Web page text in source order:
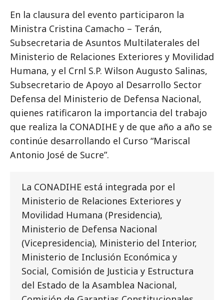
En la clausura del evento participaron la
Ministra Cristina Camacho – Terán,
Subsecretaria de Asuntos Multilaterales del
Ministerio de Relaciones Exteriores y Movilidad
Humana, y el Crnl S.P. Wilson Augusto Salinas,
Subsecretario de Apoyo al Desarrollo Sector
Defensa del Ministerio de Defensa Nacional,
quienes ratificaron la importancia del trabajo
que realiza la CONADIHE y de que año a año se
continúe desarrollando el Curso “Mariscal
Antonio José de Sucre”.
La CONADIHE está integrada por el
Ministerio de Relaciones Exteriores y
Movilidad Humana (Presidencia),
Ministerio de Defensa Nacional
(Vicepresidencia), Ministerio del Interior,
Ministerio de Inclusión Económica y
Social, Comisión de Justicia y Estructura
del Estado de la Asamblea Nacional,